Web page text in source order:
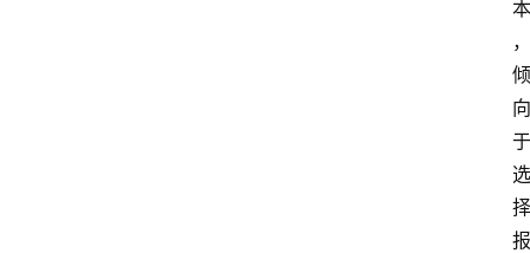
本
，
倾
向
于
选
择
报